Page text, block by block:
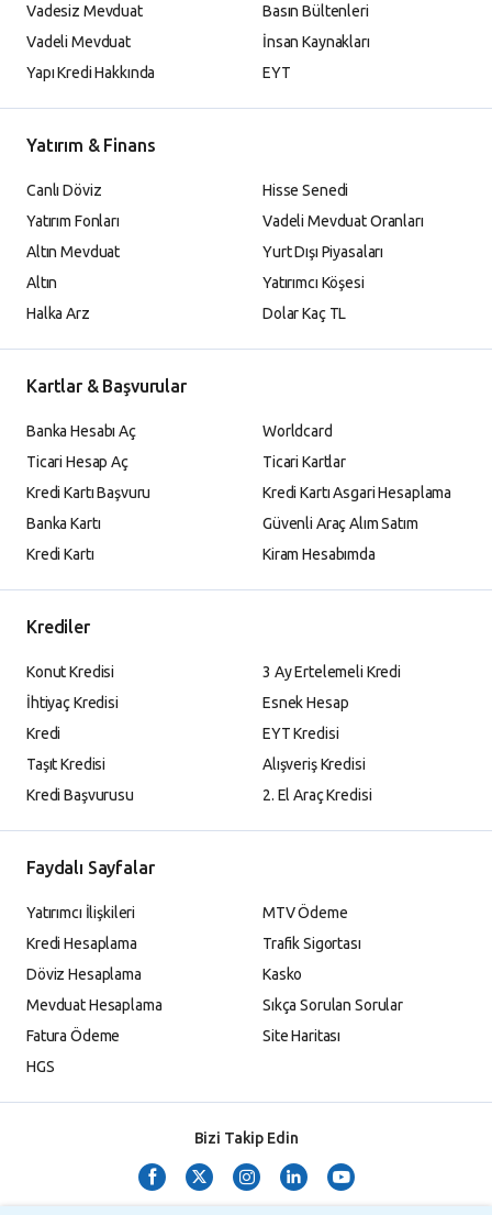
Vadesiz Mevduat
Vadeli Mevduat
Yapı Kredi Hakkında
Basın Bültenleri
İnsan Kaynakları
EYT
Yatırım & Finans
Canlı Döviz
Yatırım Fonları
Altın Mevduat
Altın
Halka Arz
Hisse Senedi
Vadeli Mevduat Oranları
Yurt Dışı Piyasaları
Yatırımcı Köşesi
Dolar Kaç TL
Kartlar & Başvurular
Banka Hesabı Aç
Ticari Hesap Aç
Kredi Kartı Başvuru
Banka Kartı
Kredi Kartı
Worldcard
Ticari Kartlar
Kredi Kartı Asgari Hesaplama
Güvenli Araç Alım Satım
Kiram Hesabımda
Krediler
Konut Kredisi
İhtiyaç Kredisi
Kredi
Taşıt Kredisi
Kredi Başvurusu
3 Ay Ertelemeli Kredi
Esnek Hesap
EYT Kredisi
Alışveriş Kredisi
2. El Araç Kredisi
Faydalı Sayfalar
Yatırımcı İlişkileri
Kredi Hesaplama
Döviz Hesaplama
Mevduat Hesaplama
Fatura Ödeme
HGS
MTV Ödeme
Trafik Sigortası
Kasko
Sıkça Sorulan Sorular
Site Haritası
Bizi Takip Edin